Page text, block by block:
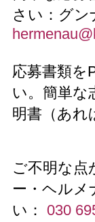
さい：グン
応募書類を
い。簡単な
明書（あれ
ご不明な点
ー・ヘルメ
い： 030